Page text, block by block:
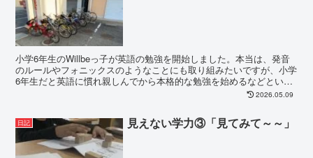
小学6年生のWillbeっ子が英語の勉強を開始しました。本当は、発音
のルールやフォニックスのようなことにも取り組みたいですが、小学
6年生だと英語に慣れ親しんでから本格的な勉強を始めるなどという
2026.05.09
日記 見えない学力③「見てみて～～」